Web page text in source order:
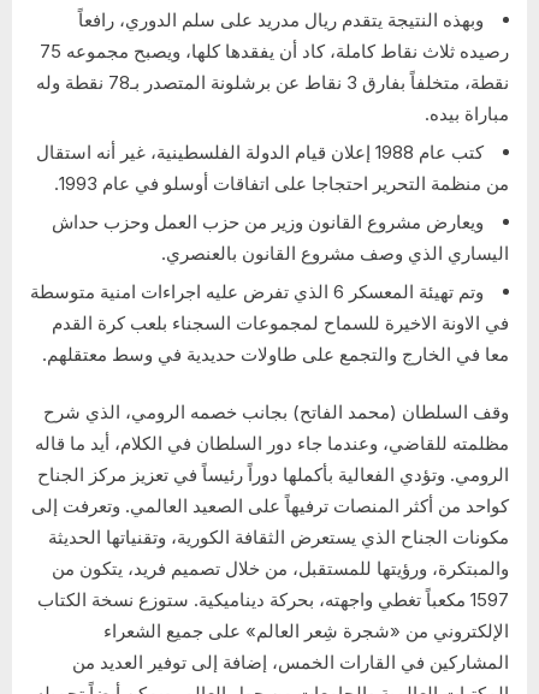
وبهذه النتيجة يتقدم ريال مدريد على سلم الدوري، رافعاً
رصيده ثلاث نقاط كاملة، كاد أن يفقدها كلها، ويصبح مجموعه 75
نقطة، متخلفاً بفارق 3 نقاط عن برشلونة المتصدر بـ78 نقطة وله
مباراة بيده.
كتب عام 1988 إعلان قيام الدولة الفلسطينية، غير أنه استقال
من منظمة التحرير احتجاجا على اتفاقات أوسلو في عام 1993.
ويعارض مشروع القانون وزير من حزب العمل وحزب حداش
اليساري الذي وصف مشروع القانون بالعنصري.
وتم تهيئة المعسكر 6 الذي تفرض عليه اجراءات امنية متوسطة
في الاونة الاخيرة للسماح لمجموعات السجناء بلعب كرة القدم
معا في الخارج والتجمع على طاولات حديدية في وسط معتقلهم.
وقف السلطان (محمد الفاتح) بجانب خصمه الرومي، الذي شرح
مظلمته للقاضي، وعندما جاء دور السلطان في الكلام، أيد ما قاله
الرومي. وتؤدي الفعالية بأكملها دوراً رئيساً في تعزيز مركز الجناح
كواحد من أكثر المنصات ترفيهاً على الصعيد العالمي. وتعرفت إلى
مكونات الجناح الذي يستعرض الثقافة الكورية، وتقنياتها الحديثة
والمبتكرة، ورؤيتها للمستقبل، من خلال تصميم فريد، يتكون من
1597 مكعباً تغطي واجهته، بحركة ديناميكية. ستوزع نسخة الكتاب
الإلكتروني من «شجرة شِعر العالم» على جميع الشعراء
المشاركين في القارات الخمس، إضافة إلى توفير العديد من